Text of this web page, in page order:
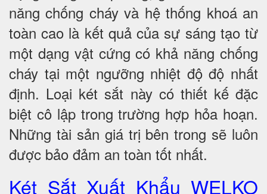
năng chống cháy và hệ thống khoá an
toàn cao là kết quả của sự sáng tạo từ
một dạng vật cứng có khả năng chống
cháy tại một ngưỡng nhiệt độ độ nhất
định. Loại két sắt này có thiết kế đặc
biệt cô lập trong trường hợp hỏa hoạn.
Những tài sản giá trị bên trong sẽ luôn
được bảo đảm an toàn tốt nhất.
Két Sắt Xuất Khẩu WELKO